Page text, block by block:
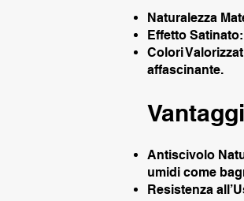
Naturalezza
Effetto
Colori
affascinante.
Antiscivolo
umidi come
Resistenza